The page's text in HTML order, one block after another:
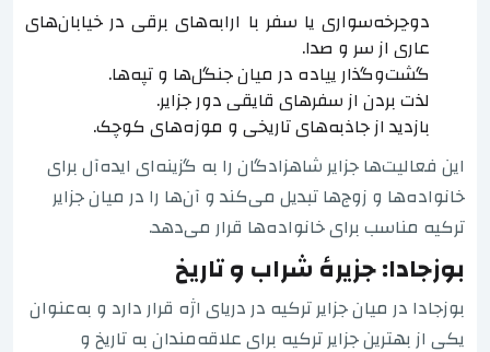
دوچرخه‌سواری یا سفر با ارابه‌های برقی در خیابان‌های
عاری از سر و صدا.
گشت‌وگذار پیاده در میان جنگل‌ها و تپه‌ها.
لذت بردن از سفرهای قایقی دور جزایر.
بازدید از جاذبه‌های تاریخی و موزه‌های کوچک.
این فعالیت‌ها جزایر شاهزادگان را به گزینه‌ای ایده‌آل برای
خانواده‌ها و زوج‌ها تبدیل می‌کند و آن‌ها را در میان جزایر
ترکیه مناسب برای خانواده‌ها قرار می‌دهد.
بوزجادا: جزیرهٔ شراب و تاریخ
بوزجادا در میان جزایر ترکیه در دریای اژه قرار دارد و به‌عنوان
یکی از بهترین جزایر ترکیه برای علاقه‌مندان به تاریخ و